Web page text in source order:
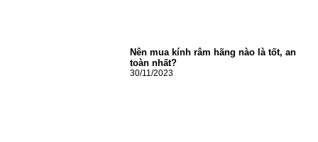
Nên mua kính râm hãng nào là tốt, an
toàn nhất?
30/11/2023